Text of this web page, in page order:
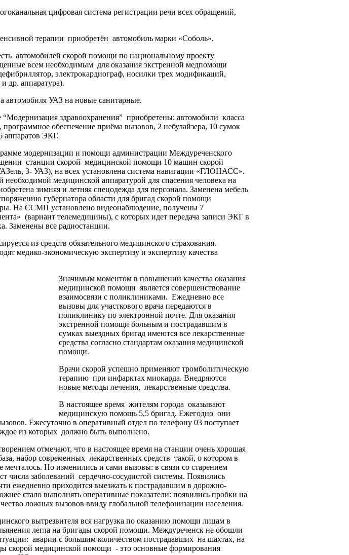
цифровая система регистрации речи всех обращений,
терапии приобретён автомобиль марки «Соболь».
автомобилей скорой помощи по национальному проекту
всем необходимым для оказания экстренной медпомощи
электрокардиограф, носилки трех модификаций,
др. аппаратура).
автомобиля УАЗ на новые санитарные.
“Модернизация здравоохранения” приобретены: автомобили класса
обеспечение приёма вызовов, 2 небулайзера, 10 сумок
аппаратов ЭКГ.
модернизации и помощи администрации Междуреченского
станции скорой медицинской помощи 10 машин скорой
3- УАЗ), на всех установлена система навигации «ГЛОНАСС».
медицинской аппаратурой для спасения человека на
зимняя и летняя спецодежда для персонала. Заменена мебель
губернатора области для бригад скорой помощи
На ССМП установлено видеонаблюдение, получены 7
(вариант телемедицины), с которых идет передача записи ЭКГ в
Заменены все радиостанции.
из средств обязательного медицинского страхования.
медико-экономическую экспертизу и экспертизу качества
Значимым моментом в повышении качества оказания
медицинской помощи является совершенствование
взаимосвязи с поликлиниками. Ежедневно все
вызовы для участкового врача передаются в
поликлинику по электронной почте. Для оказания
экстренной помощи больным и пострадавшим в
сумках выездных бригад имеются все лекарственные
средства согласно стандартам оказания медицинской
помощи.
Врачи скорой успешно применяют тромболитическую
терапию при инфарктах миокарда. Внедряются
новые методы лечения, лекарственные средства.
В настоящее время жителям города оказывают
медицинскую помощь 5,5 бригад. Ежегодно они
Ежесуточно в оперативный отдел по телефону 03 поступает
из которых должно быть выполнено.
отмечают, что в настоящее время на станции очень хорошая
набор современных лекарственных средств такой, о котором в
Но изменились и сами вызовы: в связи со старением
числа заболеваний сердечно-сосудистой системы. Появились
ежедневно приходится выезжать к пострадавшим в дорожно-
стало выполнять оперативные показатели: появились пробки на
ложных вызовов ввиду глобальной телефонизации населения.
вытрезвителя вся нагрузка по оказанию помощи лицам в
легла на бригады скорой помощи. Междуреченск не обошли
аварии с большим количеством пострадавших на шахтах, на
скорой медицинской помощи - это основные формирования